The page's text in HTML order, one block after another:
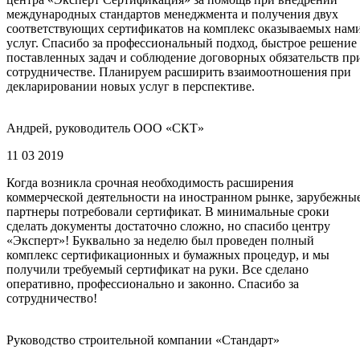
международных стандартов менеджмента и получения двух
соответствующих сертификатов на комплекс оказываемых
услуг. Спасибо за профессиональный подход, быстрое решение
поставленных задач и соблюдение договорных обязательств
сотрудничестве. Планируем расширить взаимоотношения при
декларировании новых услуг в перспективе.
Андрей, руководитель ООО «СКТ»
11 03 2019
Когда возникла срочная необходимость расширения
коммерческой деятельности на иностранном рынке,
партнеры потребовали сертификат. В минимальные сроки
сделать документы достаточно сложно, но спасибо центру
«Эксперт»! Буквально за неделю был проведен полный
комплекс сертификационных и бумажных процедур, и мы
получили требуемый сертификат на руки. Все сделано
оперативно, профессионально и законно. Спасибо за
сотрудничество!
Руководство строительной компании «Стандарт»